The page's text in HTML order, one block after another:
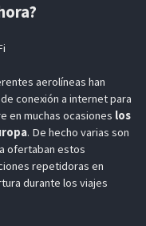
aerolíneas han
conexión a internet para
en muchas ocasiones los
. De hecho varias son
ofertaban estos
repetidoras en
durante los viajes